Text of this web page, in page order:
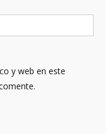
y web en este